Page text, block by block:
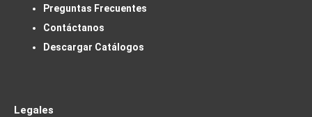
Preguntas Frecuentes
Contáctanos
Descargar Catálogos
Legales